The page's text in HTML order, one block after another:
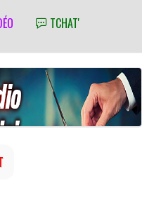
TCHAT'